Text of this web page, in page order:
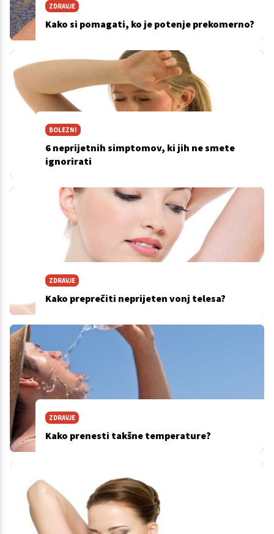
ZDRAVJE
Kako si pomagati, ko je potenje prekomerno?
BOLEZNI
6 neprijetnih simptomov, ki jih ne smete
ignorirati
ZDRAVJE
Kako preprečiti neprijeten vonj telesa?
ZDRAVJE
Kako prenesti takšne temperature?